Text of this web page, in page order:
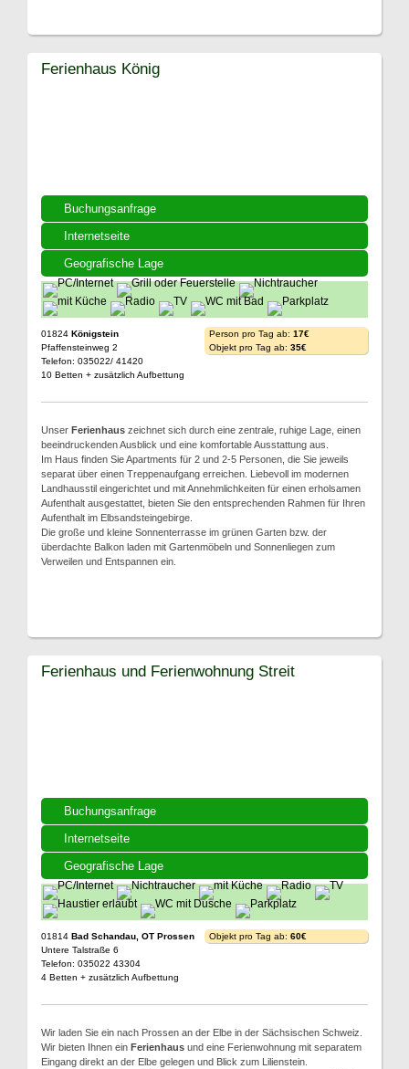
Buchungsanfrage
Internetseite
Geografische Lage
Ferienhaus König
01824 Königstein
Pfaffensteinweg 2
Telefon: 035022/ 41420
10 Betten + zusätzlich Aufbettung
Person pro Tag ab: 17€
Objekt pro Tag ab: 35€
Unser Ferienhaus zeichnet sich durch eine zentrale, ruhige Lage, einen
beeindruckenden Ausblick und eine komfortable Ausstattung aus.
Im Haus finden Sie Apartments für 2 und 2-5 Personen, die Sie jeweils
separat über einen Treppenaufgang erreichen. Liebevoll im modernen
Landhausstil eingerichtet und mit Annehmlichkeiten für einen erholsamen
Aufenthalt ausgestattet, bieten Sie den entsprechenden Rahmen für Ihren
Aufenthalt im Elbsandsteingebirge.
Die große und kleine Sonnenterrasse im grünen Garten bzw. der
überdachte Balkon laden mit Gartenmöbeln und Sonnenliegen zum
Verweilen und Entspannen ein.
Buchungsanfrage
Internetseite
Geografische Lage
Ferienhaus und Ferienwohnung Streit
01814 Bad Schandau, OT Prossen
Untere Talstraße 6
Telefon: 035022 43304
4 Betten + zusätzlich Aufbettung
Objekt pro Tag ab: 60€
Wir laden Sie ein nach Prossen an der Elbe in der Sächsischen Schweiz.
Wir bieten Ihnen ein Ferienhaus und eine Ferienwohnung mit separatem
Eingang direkt an der Elbe gelegen und Blick zum Lilienstein.